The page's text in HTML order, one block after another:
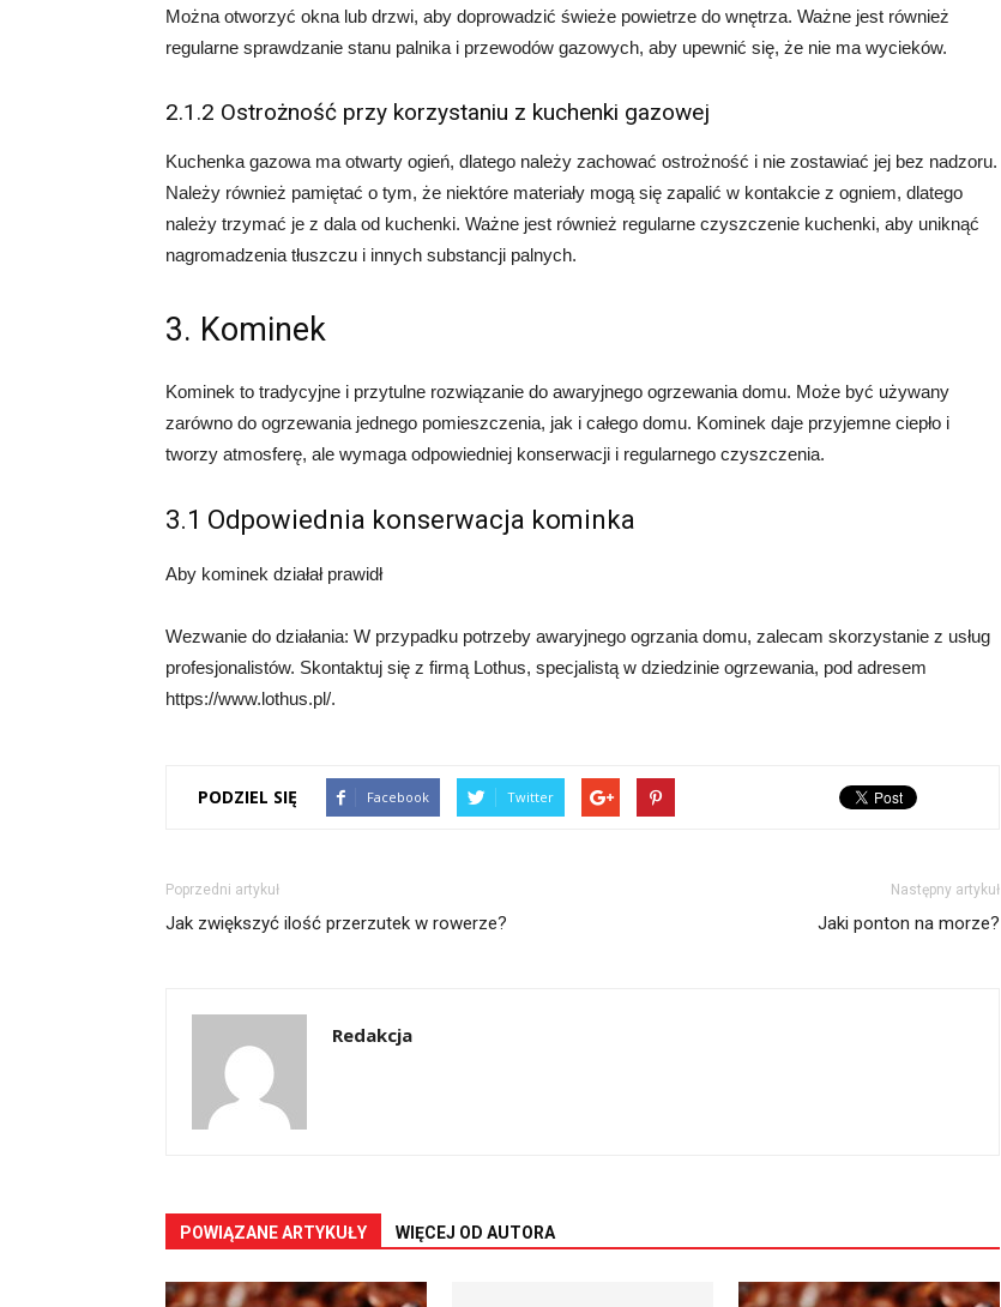
Można otworzyć okna lub drzwi, aby doprowadzić świeże powietrze do wnętrza. Ważne jest również
regularne sprawdzanie stanu palnika i przewodów gazowych, aby upewnić się, że nie ma wycieków.
2.1.2 Ostrożność przy korzystaniu z kuchenki gazowej
Kuchenka gazowa ma otwarty ogień, dlatego należy zachować ostrożność i nie zostawiać jej bez nadzoru.
Należy również pamiętać o tym, że niektóre materiały mogą się zapalić w kontakcie z ogniem, dlatego
należy trzymać je z dala od kuchenki. Ważne jest również regularne czyszczenie kuchenki, aby uniknąć
nagromadzenia tłuszczu i innych substancji palnych.
3. Kominek
Kominek to tradycyjne i przytulne rozwiązanie do awaryjnego ogrzewania domu. Może być używany
zarówno do ogrzewania jednego pomieszczenia, jak i całego domu. Kominek daje przyjemne ciepło i
tworzy atmosferę, ale wymaga odpowiedniej konserwacji i regularnego czyszczenia.
3.1 Odpowiednia konserwacja kominka
Aby kominek działał prawidł
Wezwanie do działania: W przypadku potrzeby awaryjnego ogrzania domu, zalecam skorzystanie z usług
profesjonalistów. Skontaktuj się z firmą Lothus, specjalistą w dziedzinie ogrzewania, pod adresem
https://www.lothus.pl/.
PODZIEL SIĘ Facebook Twitter
Poprzedni artykuł
Jak zwiększyć ilość przerzutek w rowerze?
Następny artykuł
Jaki ponton na morze?
Redakcja
POWIĄZANE ARTYKUŁY WIĘCEJ OD AUTORA